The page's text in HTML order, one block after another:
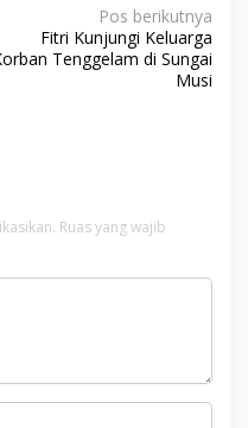
Pos berikutnya
Fitri Kunjungi Keluarga
Tenggelam di Sungai
Musi
Ruas yang wajib